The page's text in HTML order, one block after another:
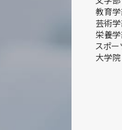
教育
芸術
栄養
スポー
大学院